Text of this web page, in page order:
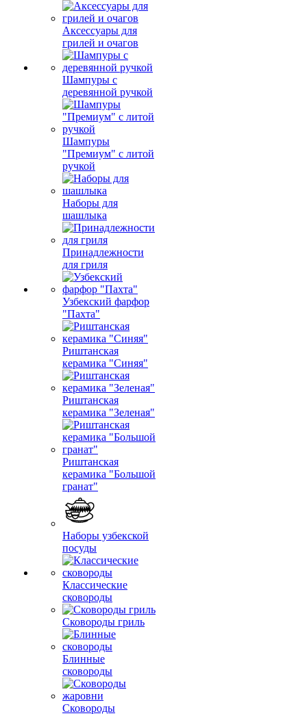
Аксессуары для
грилей и очагов
Шампуры с
деревянной ручкой
Шампуры
"Премиум" с литой
ручкой
Наборы для
шашлыка
Принадлежности
для гриля
Узбекский фарфор
"Пахта"
Риштанская
керамика "Синяя"
Риштанская
керамика "Зеленая"
Риштанская
керамика "Большой
гранат"
Наборы узбекской
посуды
Классические
сковороды
Сковороды гриль
Блинные
сковороды
Сковороды